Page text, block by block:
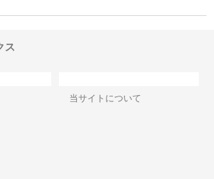
ス
当サイトについて